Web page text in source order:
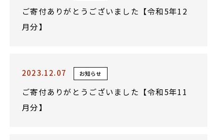
ご寄付ありがとうございました【令和5年12
月分】
2023.12.07 お知らせ
ご寄付ありがとうございました【令和5年11
月分】